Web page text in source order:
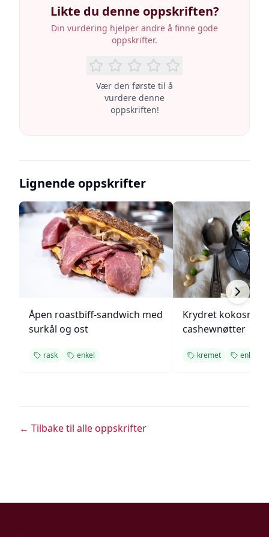
Likte du denne oppskriften?
Din vurdering hjelper andre å finne gode
oppskrifter.
Vær den første til å
vurdere denne
oppskriften!
Lignende oppskrifter
Åpen roastbiff-sandwich med
surkål og ost
rask enkel
Krydret kokosris
cashewnøtter
kremet enkel
← Tilbake til alle oppskrifter